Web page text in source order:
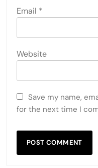
Email *
Website
Save my name,
for the next time I